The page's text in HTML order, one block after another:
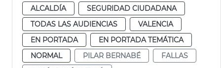
ALCALDÍA
SEGURIDAD CIUDADANA
TODAS LAS AUDIENCIAS
VALENCIA
EN PORTADA
EN PORTADA TEMÁTICA
NORMAL
PILAR BERNABÉ
FALLAS